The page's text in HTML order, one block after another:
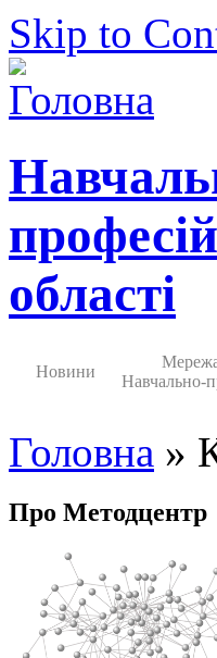
Skip to
області
Новини
Навчально-
Головна »
Про Методцентр